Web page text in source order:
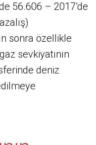
56.606 – 2017’de
sonra özellikle
sevkiyatının
deniz